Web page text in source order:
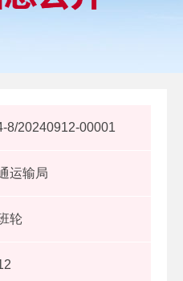
8/20240912-00001
运输局
轮